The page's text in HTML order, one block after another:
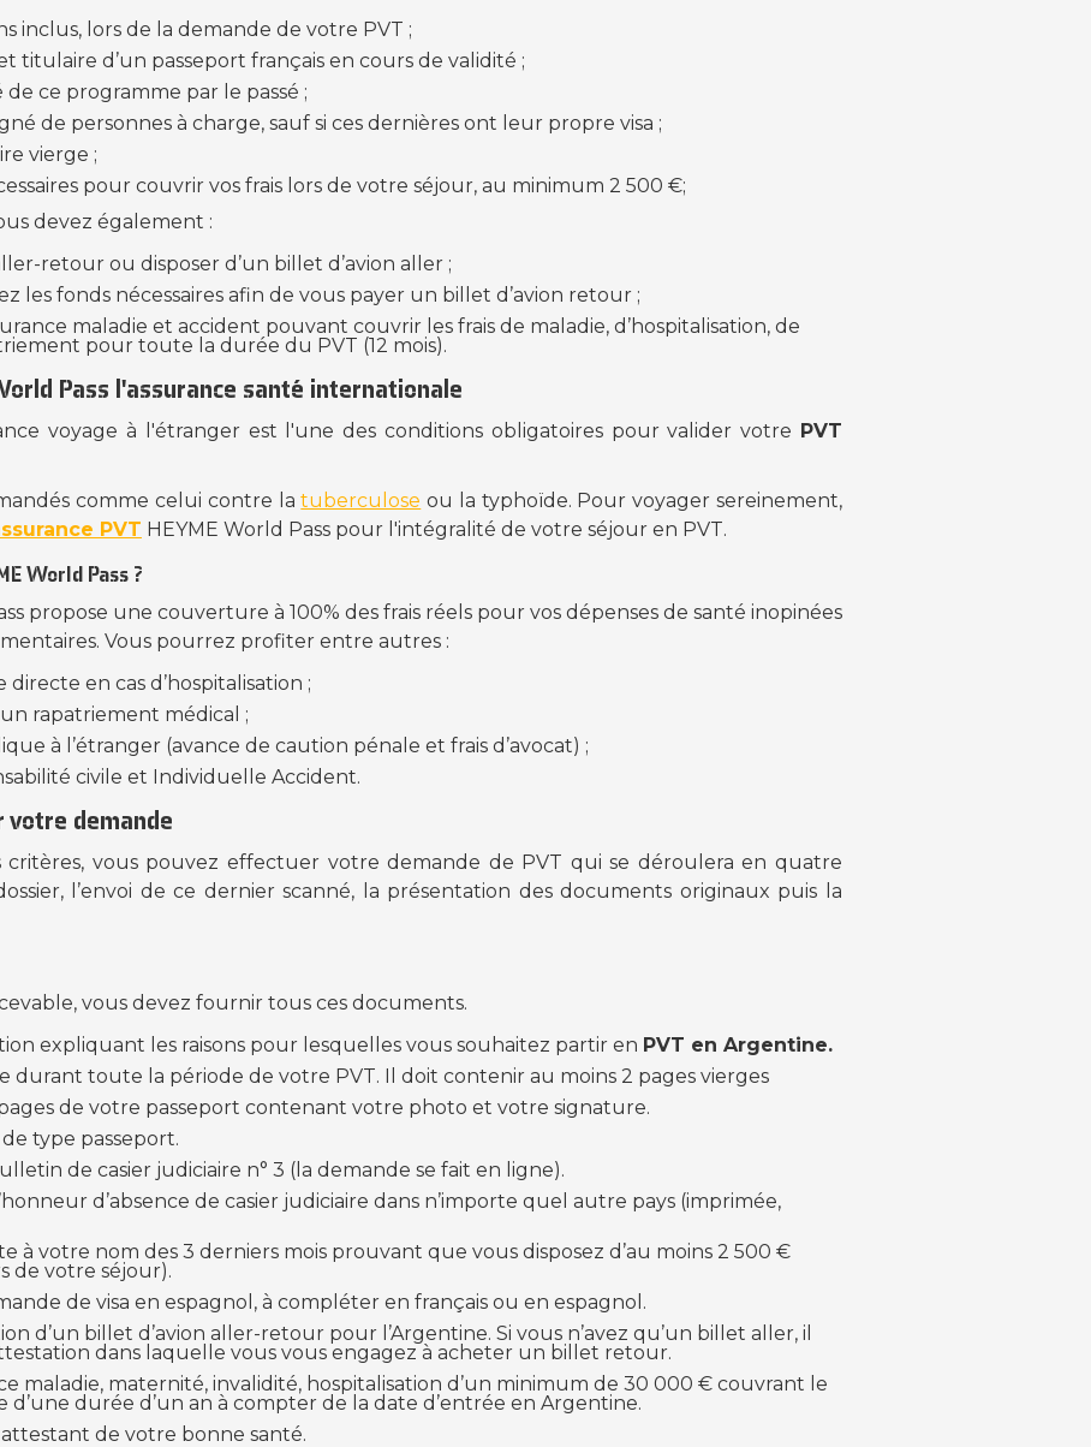
inclus, lors de la demande de votre PVT ;
titulaire d’un passeport français en cours de validité ;
de ce programme par le passé ;
de personnes à charge, sauf si ces dernières ont leur propre visa ;
vierge ;
pour couvrir vos frais lors de votre séjour, au minimum 2 500 €;
devez également :
retour ou disposer d’un billet d’avion aller ;
les fonds nécessaires afin de vous payer un billet d’avion retour ;
maladie et accident pouvant couvrir les frais de maladie, d’hospitalisation, de
pour toute la durée du PVT (12 mois).
Pass l'assurance santé internationale
voyage à l'étranger est l'une des conditions obligatoires pour valider votre PVT
comme celui contre latuberculose ou la typhoïde. Pour voyager sereinement,
PVT HEYME World Pass pour l'intégralité de votre séjour en PVT.
World Pass ?
propose une couverture à 100% des frais réels pour vos dépenses de santé inopinées
Vous pourrez profiter entre autres :
en cas d’hospitalisation ;
rapatriement médical ;
à l’étranger (avance de caution pénale et frais d’avocat) ;
civile et Individuelle Accident.
demande
critères, vous pouvez effectuer votre demande de PVT qui se déroulera en quatre
l’envoi de ce dernier scanné, la présentation des documents originaux puis la
vous devez fournir tous ces documents.
expliquant les raisons pour lesquelles vous souhaitez partir en PVT en Argentine.
durant toute la période de votre PVT. Il doit contenir au moins 2 pages vierges
de votre passeport contenant votre photo et votre signature.
type passeport.
de casier judiciaire n° 3 (la demande se fait en ligne).
d’absence de casier judiciaire dans n’importe quel autre pays (imprimée,
à votre nom des 3 derniers mois prouvant que vous disposez d’au moins 2 500 €
de votre séjour).
de visa en espagnol, à compléter en français ou en espagnol.
d’un billet d’avion aller-retour pour l’Argentine. Si vous n’avez qu’un billet aller, il
dans laquelle vous vous engagez à acheter un billet retour.
maladie, maternité, invalidité, hospitalisation d’un minimum de 30 000 € couvrant le
d’une durée d’un an à compter de la date d’entrée en Argentine.
de votre bonne santé.